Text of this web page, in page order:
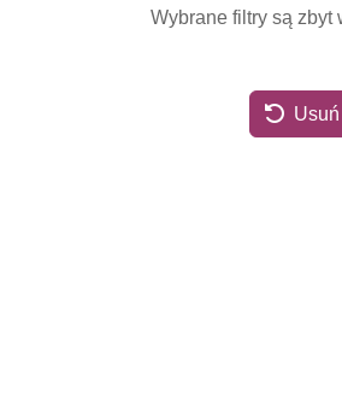
Wybrane filtry są zbyt